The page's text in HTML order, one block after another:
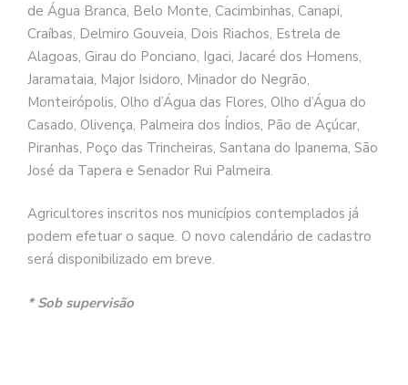
de Água Branca, Belo Monte, Cacimbinhas, Canapi,
Craíbas, Delmiro Gouveia, Dois Riachos, Estrela de
Alagoas, Girau do Ponciano, Igaci, Jacaré dos Homens,
Jaramataia, Major Isidoro, Minador do Negrão,
Monteirópolis, Olho d’Água das Flores, Olho d’Água do
Casado, Olivença, Palmeira dos Índios, Pão de Açúcar,
Piranhas, Poço das Trincheiras, Santana do Ipanema, São
José da Tapera e Senador Rui Palmeira.
Agricultores inscritos nos municípios contemplados já
podem efetuar o saque. O novo calendário de cadastro
será disponibilizado em breve.
* Sob supervisão